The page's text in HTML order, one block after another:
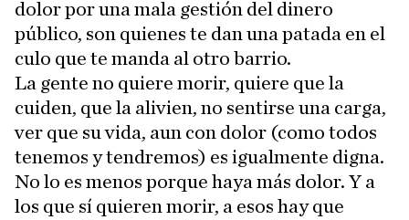
dolor por una mala gestión del dinero
público, son quienes te dan una patada en el
culo que te manda al otro barrio.
La gente no quiere morir, quiere que la
cuiden, que la alivien, no sentirse una carga,
ver que su vida, aun con dolor (como todos
tenemos y tendremos) es igualmente digna.
No lo es menos porque haya más dolor. Y a
los que sí quieren morir, a esos hay que